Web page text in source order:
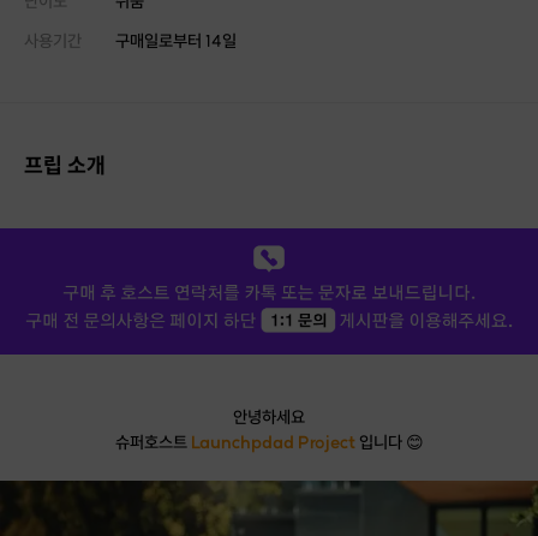
사용기간
구매일로부터 14일
프립 소개
안녕하세요
슈퍼호스트 Launchpdad Project 입니다 😊